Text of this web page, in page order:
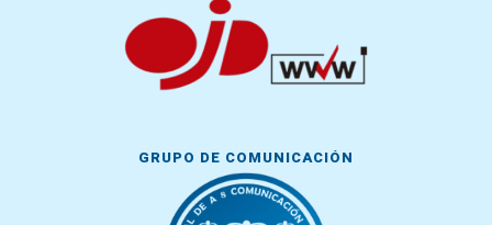
GRUPO DE COMUNICACIÓN